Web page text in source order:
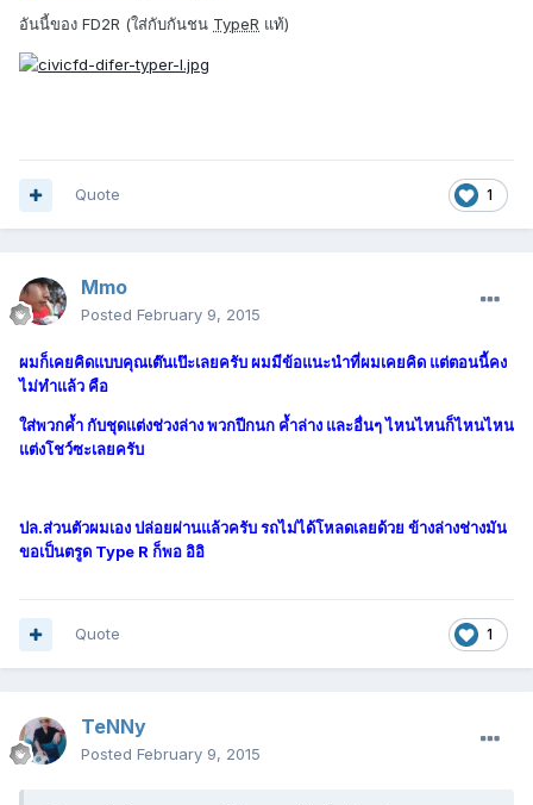
อันนี้ของ FD2R (ใส่กับกันชน TypeR แท้)
1
Quote
Mmo
Posted February 9, 2015
ผมก็เคยคิดแบบคุณเต๊นเป๊ะเลยครับ ผมมีข้อแนะนำที่ผมเคยคิด แต่ตอนนี้คง
ไม่ทำแล้ว คือ
ใส่พวกค้ำ กับชุดแต่งช่วงล่าง พวกปีกนก ค้ำล่าง และอื่นๆ ไหนไหนก็ไหนไหน
แต่งโชว์ซะเลยครับ
ปล.ส่วนตัวผมเอง ปล่อยผ่านแล้วครับ รถไม่ได้โหลดเลยด้วย ข้างล่างช่างมัน
ขอเป็นตรูด Type R ก็พอ อิอิ
1
Quote
TeNNy
Posted February 9, 2015